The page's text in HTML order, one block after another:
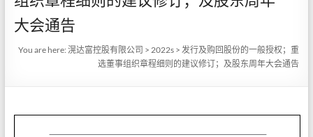
股
有
司
大会通告
You are here:滉达富控股有限公司 >2022s >发行及购回股份的一般授权；重
选董事组织章程细则的建议修订；及股东周年大会通告